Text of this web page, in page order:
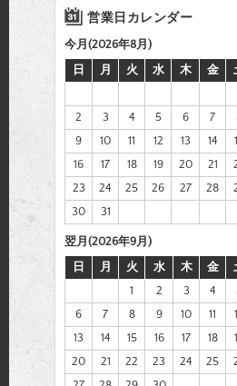
営業日カレンダー
今月(2026年8月)
日
月 火 水 木 金
2
3 4 5 6 7
9
10 11 12 13 14
16
17 18 19 20 21
23
24 25 26 27 28
30
31
翌月(2026年9月)
日
月 火 水 木 金
1
2 3 4
6
7 8 9 10 11
13
14 15 16 17 18
20
21 22 23 24 25